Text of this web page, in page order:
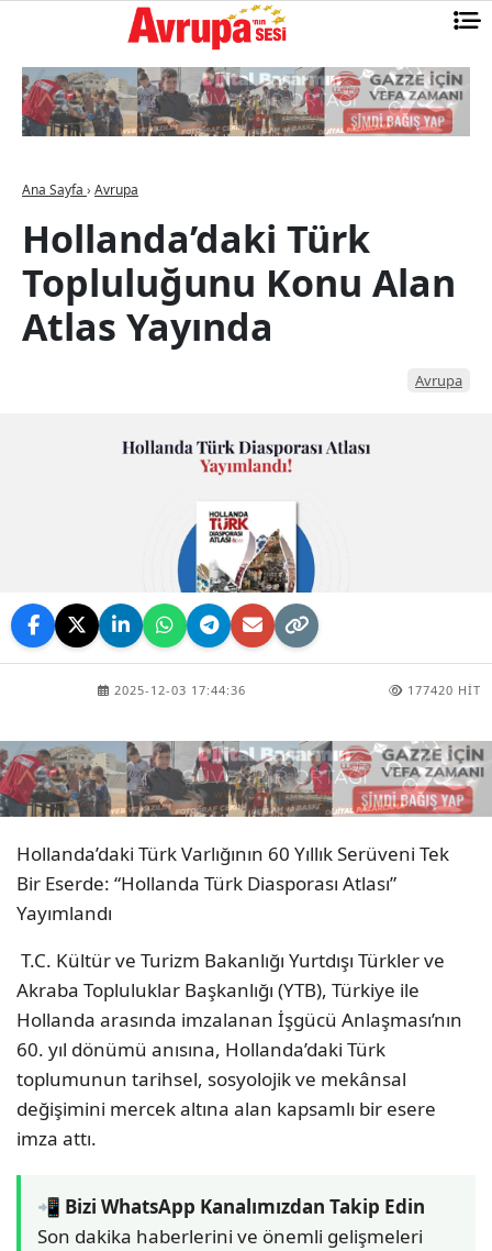
Ana Sayfa › Avrupa
Hollanda’daki Türk
Topluluğunu Konu Alan
Atlas Yayında
Avrupa
2025-12-03 17:44:36 177420 HIT
Hollanda’daki Türk Varlığının 60 Yıllık Serüveni Tek
Bir Eserde: “Hollanda Türk Diasporası Atlası”
Yayımlandı
T.C. Kültür ve Turizm Bakanlığı Yurtdışı Türkler ve
Akraba Topluluklar Başkanlığı (YTB), Türkiye ile
Hollanda arasında imzalanan İşgücü Anlaşması’nın
60. yıl dönümü anısına, Hollanda’daki Türk
toplumunun tarihsel, sosyolojik ve mekânsal
değişimini mercek altına alan kapsamlı bir esere
imza attı.
📲 Bizi WhatsApp Kanalımızdan Takip Edin
Son dakika haberlerini ve önemli gelişmeleri